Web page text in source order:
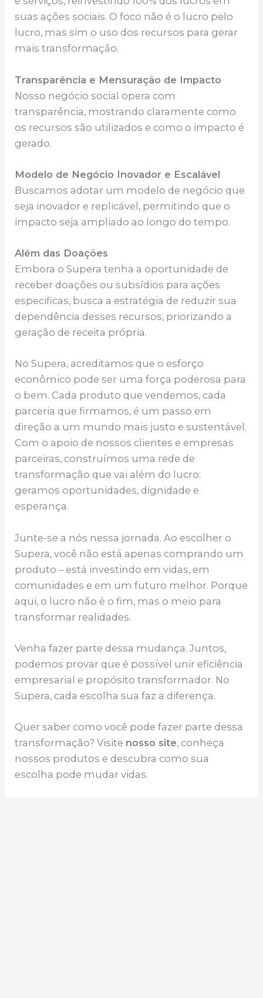
suas ações sociais. O foco não é o lucro pelo
lucro, mas sim o uso dos recursos para gerar
mais transformação.
Transparência e Mensuração de Impacto
Nosso negócio social opera com
transparência, mostrando claramente como
os recursos são utilizados e como o impacto é
gerado.
Modelo de Negócio Inovador e Escalável
Buscamos adotar um modelo de negócio que
seja inovador e replicável, permitindo que o
impacto seja ampliado ao longo do tempo.
Além das Doações
Embora o Supera tenha a oportunidade de
receber doações ou subsídios para ações
especificas, busca a estratégia de reduzir sua
dependência desses recursos, priorizando a
geração de receita própria.
No Supera, acreditamos que o esforço
econômico pode ser uma força poderosa para
o bem. Cada produto que vendemos, cada
parceria que firmamos, é um passo em
direção a um mundo mais justo e sustentável.
Com o apoio de nossos clientes e empresas
parceiras, construímos uma rede de
transformação que vai além do lucro:
geramos oportunidades, dignidade e
esperança.
Junte-se a nós nessa jornada. Ao escolher o
Supera, você não está apenas comprando um
produto – está investindo em vidas, em
comunidades e em um futuro melhor. Porque
aqui, o lucro não é o fim, mas o meio para
transformar realidades.
Venha fazer parte dessa mudança. Juntos,
podemos provar que é possível unir eficiência
empresarial e propósito transformador. No
Supera, cada escolha sua faz a diferença.
Quer saber como você pode fazer parte dessa
transformação? Visite nosso site, conheça
nossos produtos e descubra como sua
escolha pode mudar vidas.